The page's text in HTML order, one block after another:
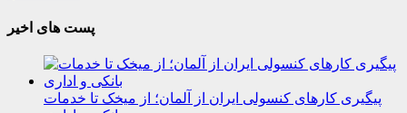
پست های اخیر
پیگیری کارهای کنسولی ایران از آلمان؛ از میخک تا خدمات